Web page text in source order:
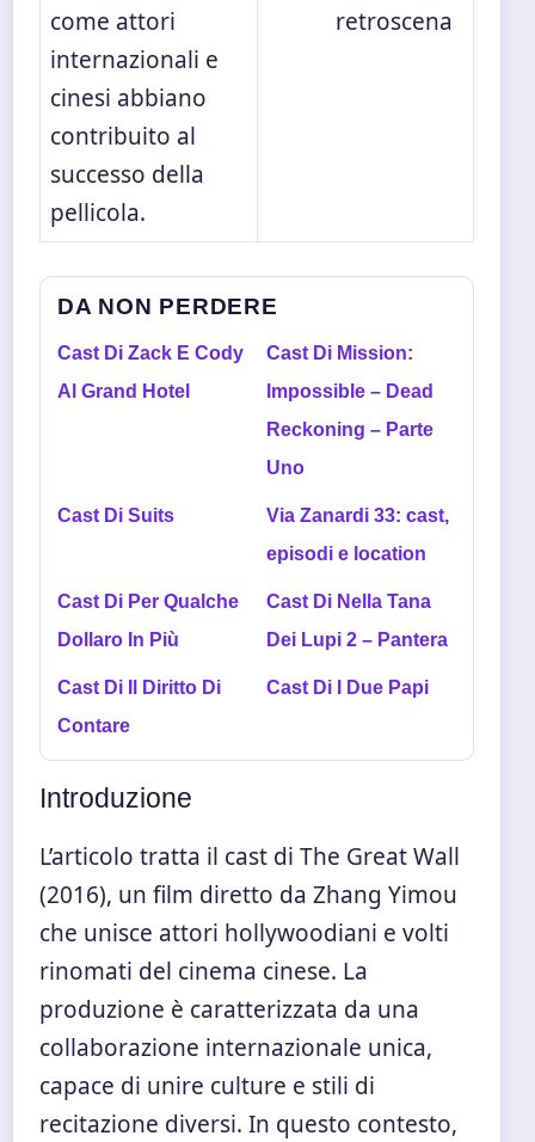
come attori
internazionali e
cinesi abbiano
contribuito al
successo della
pellicola.
retroscena
DA NON PERDERE
Cast Di Zack E Cody
Al Grand Hotel
Cast Di Mission:
Impossible – Dead
Reckoning – Parte
Uno
Cast Di Suits
Via Zanardi 33: cast,
episodi e location
Cast Di Per Qualche
Dollaro In Più
Cast Di Nella Tana
Dei Lupi 2 – Pantera
Cast Di Il Diritto Di
Contare
Cast Di I Due Papi
Introduzione
L’articolo tratta il cast di The Great Wall
(2016), un film diretto da Zhang Yimou
che unisce attori hollywoodiani e volti
rinomati del cinema cinese. La
produzione è caratterizzata da una
collaborazione internazionale unica,
capace di unire culture e stili di
recitazione diversi. In questo contesto,